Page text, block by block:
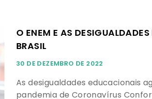
O ENEM E AS
BRASIL
30 DE DEZEMBRO DE 2022
As desigualdades educacionais
pandemia de Coronavírus